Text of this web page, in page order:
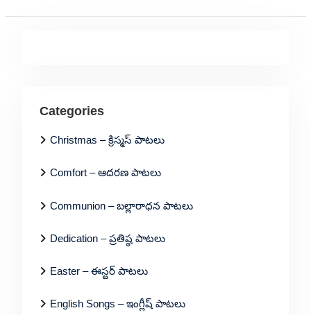
Categories
Christmas – క్రిస్మస్ పాటలు
Comfort – ఆదరణ పాటలు
Communion – బల్లారాధన పాటలు
Dedication – ప్రతిష్ఠ పాటలు
Easter – ఈస్టర్ పాటలు
English Songs – ఇంగ్లీష్ పాటలు